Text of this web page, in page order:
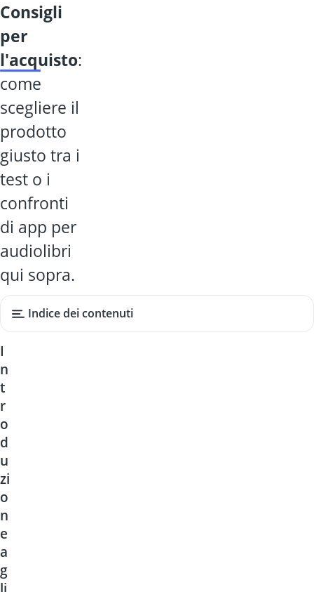
consigli
per
l'acquisto:
come
scegliere il
prodotto
giusto tra i
test o i
confronti
di app per
audiolibri
qui sopra.
Indice dei contenuti
I
n
t
r
o
d
u
zi
o
n
e
a
g